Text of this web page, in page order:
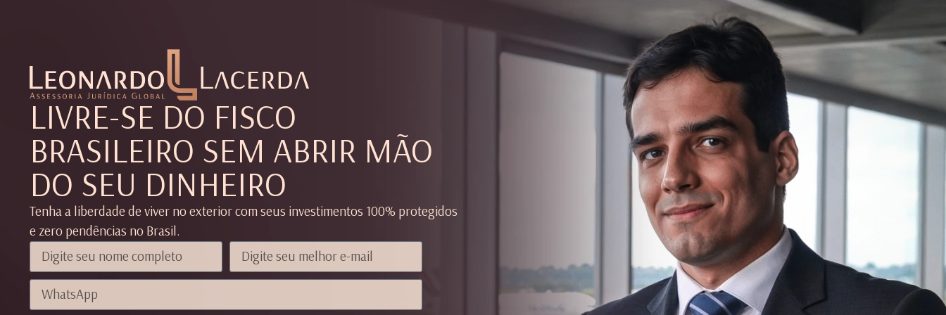
LIVRE-SE DO FISCO
BRASILEIRO SEM ABRIR MÃO
DO SEU DINHEIRO
Tenha a liberdade de viver no exterior com seus investimentos 100% protegidos
e zero pendências no Brasil.